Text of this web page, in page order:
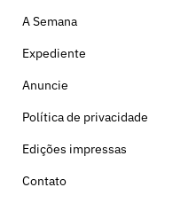
A Semana
Expediente
Anuncie
Política de privacidade
Edições impressas
Contato